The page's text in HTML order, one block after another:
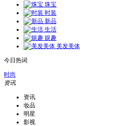
珠宝
时装
新品
生活
娱趣
美发美体
今日热词
时尚
资讯
资讯
妆品
明星
影视